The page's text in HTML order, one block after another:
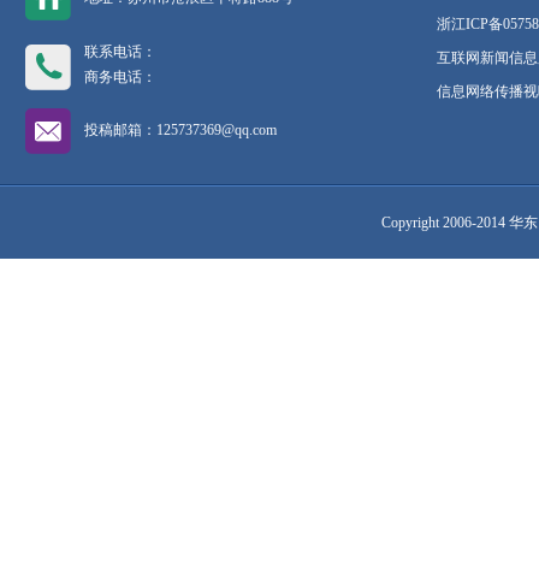
联系电话：
商务电话：
投稿邮箱：125737369@qq.com
浙江ICP备
互联网新闻信
信息网络传播
Copyright 2006-2014 华